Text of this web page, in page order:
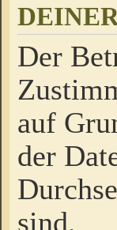
Der
auf
der
sind.